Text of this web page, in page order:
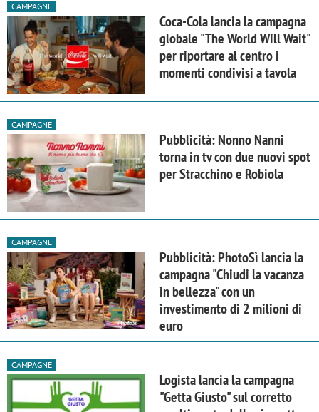
CAMPAGNE
Coca-Cola lancia la campagna
globale "The World Will Wait"
per riportare al centro i
momenti condivisi a tavola
CAMPAGNE
Pubblicità: Nonno Nanni
torna in tv con due nuovi spot
per Stracchino e Robiola
CAMPAGNE
Pubblicità: PhotoSì lancia la
campagna "Chiudi la vacanza
in bellezza" con un
investimento di 2 milioni di
euro
CAMPAGNE
Logista lancia la campagna
"Getta Giusto" sul corretto